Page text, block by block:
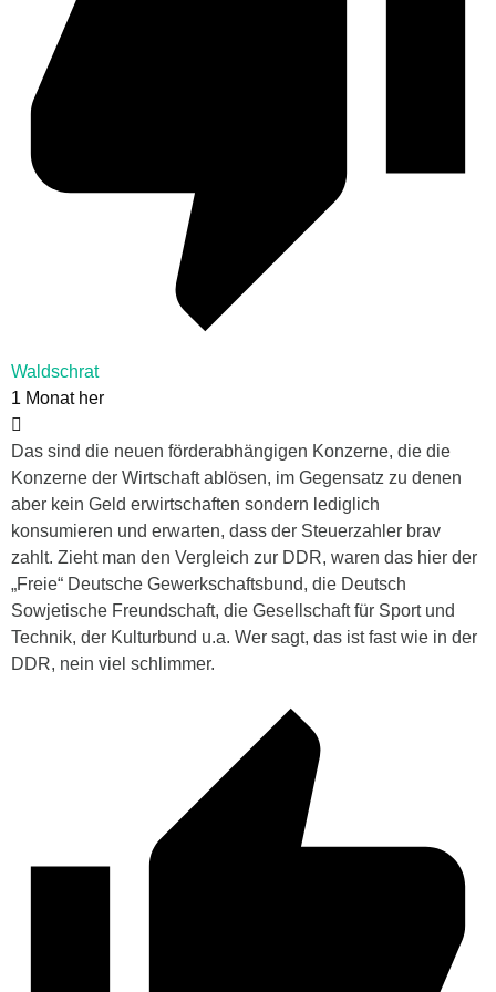
Waldschrat
1 Monat her
Das sind die neuen förderabhängigen Konzerne, die die
Konzerne der Wirtschaft ablösen, im Gegensatz zu denen
aber kein Geld erwirtschaften sondern lediglich
konsumieren und erwarten, dass der Steuerzahler brav
zahlt. Zieht man den Vergleich zur DDR, waren das hier der
„Freie“ Deutsche Gewerkschaftsbund, die Deutsch
Sowjetische Freundschaft, die Gesellschaft für Sport und
Technik, der Kulturbund u.a. Wer sagt, das ist fast wie in der
DDR, nein viel schlimmer.